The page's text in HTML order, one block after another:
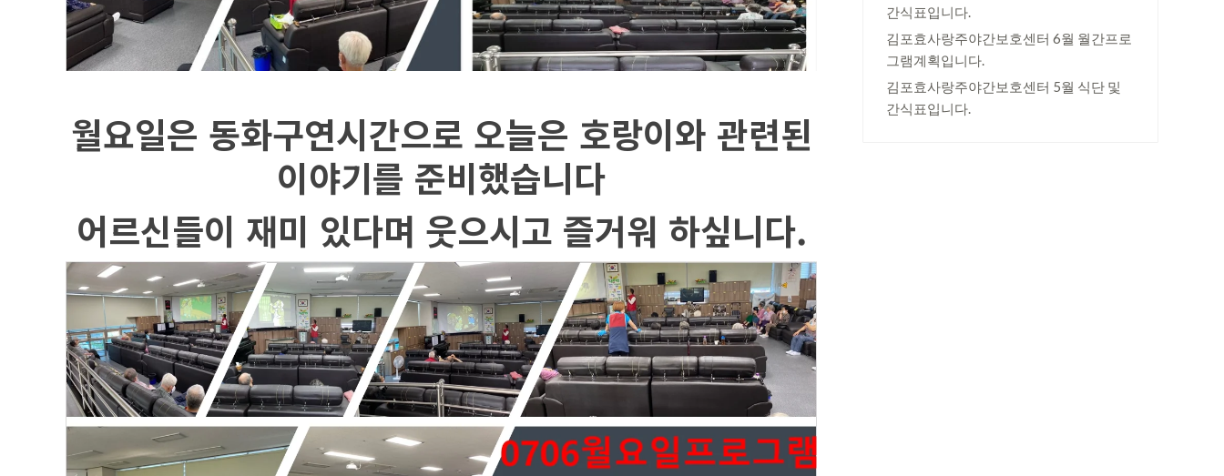
월요일은 동화구연시간으로 오늘은 호랑이와 관련된
이야기를 준비했습니다
어르신들이 재미 있다며 웃으시고 즐거워 하싶니다.
간식표입니다.
김포효사랑주야간보호센터 6월 월간프로
그램계획입니다.
김포효사랑주야간보호센터 5월 식단 및
간식표입니다.